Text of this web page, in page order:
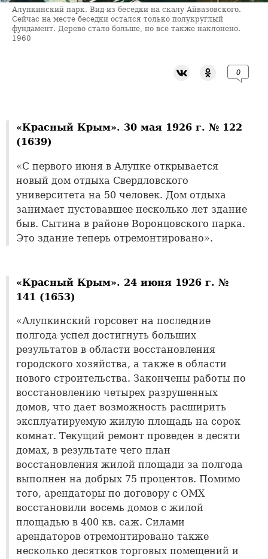
Алупкинский парк. Вид из беседки на скалу Айвазовского.
Сейчас на месте беседки остался только полукруглый
фундамент. Дерево стало больше, но всё также наклонено.
1960
0
«Красный Крым». 30 мая 1926 г. № 122
(1639)
«С первого июня в Алупке открывается
новый дом отдыха Свердловского
университета на 50 человек. Дом отдыха
занимает пустовавшее несколько лет здание
быв. Сытина в районе Воронцовского парка.
Это здание теперь отремонтировано».
«Красный Крым». 24 июня 1926 г. №
141 (1653)
«Алупкинский горсовет на последние
полгода успел достигнуть больших
результатов в области восстановления
городского хозяйства, а также в области
нового строительства. Закончены работы по
восстановлению четырех разрушенных
домов, что дает возможность расширить
эксплуатируемую жилую площадь на сорок
комнат. Текущий ремонт проведен в десяти
домах, в результате чего план
восстановления жилой площади за полгода
выполнен на добрых 75 процентов. Помимо
того, арендаторы по договору с ОМХ
восстановили восемь домов с жилой
площадью в 400 кв. саж. Силами
арендаторов отремонтировано также
несколько десятков торговых помещений и